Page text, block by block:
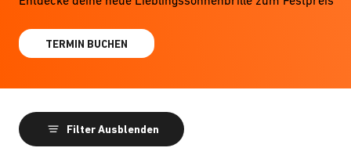
TERMIN BUCHEN
Filter Ausblenden